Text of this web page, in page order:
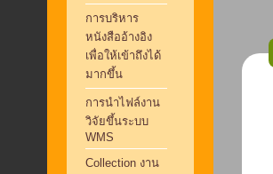
การบริหาร
หนังสืออ้างอิง
เพื่อให้เข้าถึงได้
มากขึ้น
การนำไฟล์งาน
วิจัยขึ้นระบบ
WMS
Collection งาน